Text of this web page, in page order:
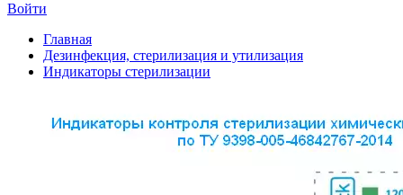
Войти
Главная
Дезинфекция, стерилизация и утилизация
Индикаторы стерилизации